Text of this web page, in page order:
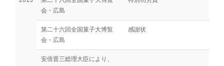
会・広島
第二十六回全国菓子大博覧
会・広島
感謝状
安倍晋三総理大臣により、